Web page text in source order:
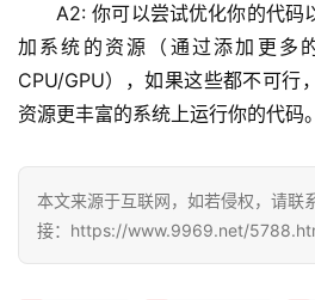
u
x
维
A2: 你可以尝试优化你的代码
加系统的资源（通过添加更多
CPU/GPU），如果这些都不可行
资源更丰富的系统上运行你的代码。
本文来源于互联网，如若侵权，请联
接：https://www.9969.net/